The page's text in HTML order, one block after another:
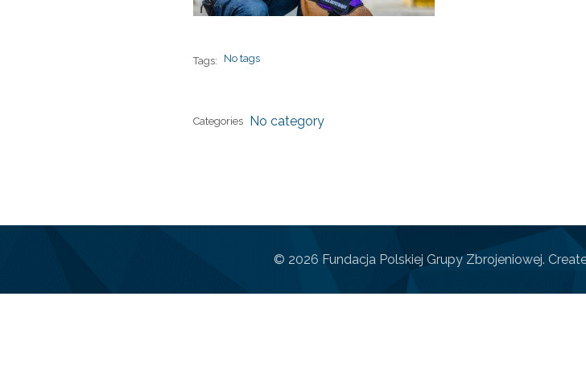
Tags: No tags
Categories No category
© 2026 Fundacja Polskiej Grupy Zbrojeniowej.